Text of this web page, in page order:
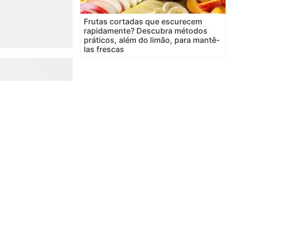
Frutas cortadas que escurecem
rapidamente? Descubra métodos
práticos, além do limão, para mantê-
las frescas